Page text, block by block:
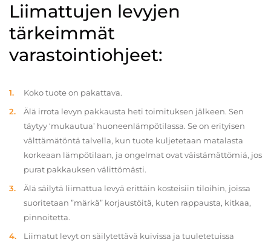
Liimattujen levyjen
tärkeimmät
varastointiohjeet:
Koko tuote on pakattava.
Älä irrota levyn pakkausta heti toimituksen jälkeen. Sen
täytyy ‘mukautua’ huoneenlämpötilassa. Se on erityisen
välttämätöntä talvella, kun tuote kuljetetaan matalasta
korkeaan lämpötilaan, ja ongelmat ovat väistämättömiä, jos
purat pakkauksen välittömästi.
Älä säilytä liimattua levyä erittäin kosteisiin tiloihin, joissa
suoritetaan ”märkä” korjaustöitä, kuten rappausta, kitkaa,
pinnoitetta.
Liimatut levyt on säilytettävä kuivissa ja tuuletetuissa